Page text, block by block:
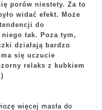
porów niestety. Za to
widać efekt. Może
do
tak. Poza tym,
działają bardzo
się uczucie
relaks z kubkiem
więcej masła do